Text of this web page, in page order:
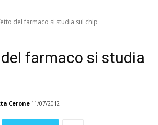
del farmaco si studia sul chip
farmaco si studia
Cerone 11/07/2012